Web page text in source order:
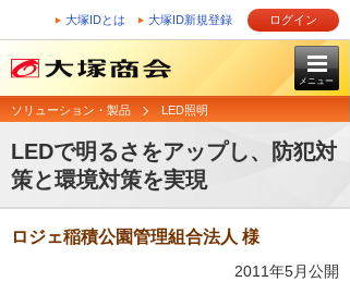
大塚IDとは 大塚ID新規登録 ログイン
メニュー
ソリューション・製品 LED照明
LEDで明るさをアップし、防犯対
策と環境対策を実現
ロジェ稲積公園管理組合法人 様
2011年5月公開